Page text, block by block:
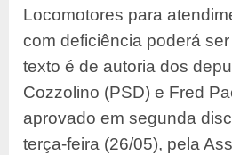
Locomotores para
com deficiência poderá
texto é de autoria dos
Cozzolino (PSD) e Fred
aprovado em segunda
terça-feira (26/05), pela